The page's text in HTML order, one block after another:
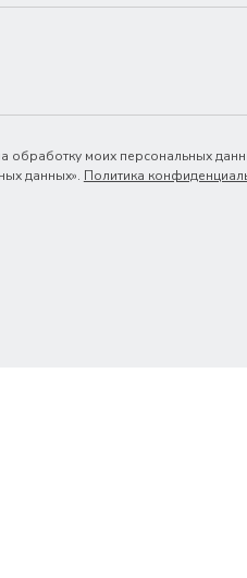
обработку моих персональных
данных». Политика